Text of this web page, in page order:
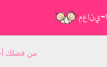
من فضلك أجب عن 5 أسئلة عن